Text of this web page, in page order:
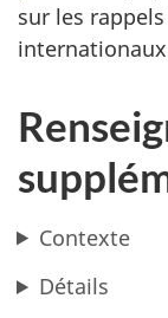
sur les
Contexte
Détails